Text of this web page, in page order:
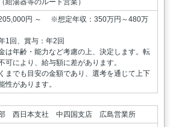
給湯器等のルート営業）
円 ～ ※想定年収：350万円～480万
1回、賞与：年2回
年齢・能力など考慮の上、決定します。転
可により、給与額に差があります。
でも目安の金額であり、選考を通じて上下
性があります。
西日本支社 中四国支店 広島営業所